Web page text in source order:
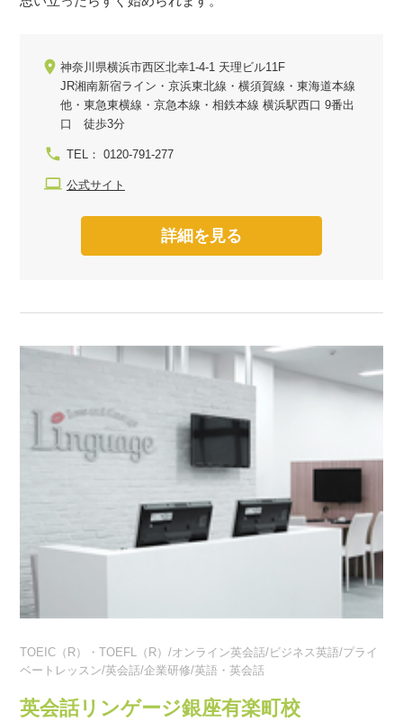
神奈川県横浜市西区北幸1-4-1 天理ビル11F
JR湘南新宿ライン・京浜東北線・横須賀線・東海道本線
他・東急東横線・京急本線・相鉄本線 横浜駅西口 9番出
口 徒歩3分
TEL： 0120-791-277
公式サイト
詳細を見る
TOEIC（R）・TOEFL（R）/オンライン英会話/ビジネス英語/プライ
ベートレッスン/英会話/企業研修/英語・英会話
英会話リンゲージ銀座有楽町校